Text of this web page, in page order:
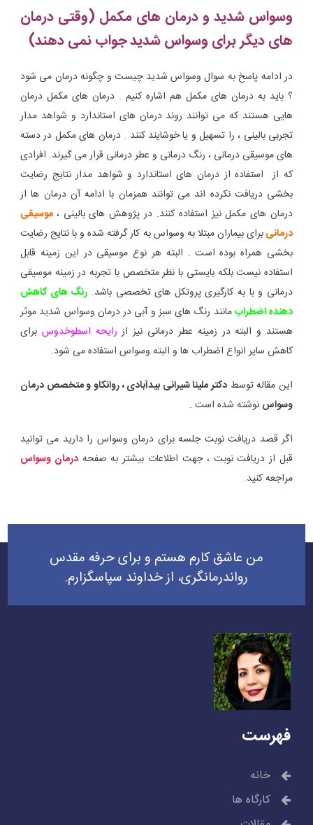
وسواس شدید و درمان های مکمل (وقتی درمان
های دیگر برای وسواس شدید جواب نمی دهند)
در ادامه پاسخ به سوال وسواس شدید چیست و چگونه درمان می شود
؟ باید به درمان های مکمل هم اشاره کنیم . درمان های مکمل درمان
هایی هستند که می توانند روند درمان های استاندارد و شواهد مدار
تجربی بالینی ، را تسهیل و یا خوشایند کنند . درمان های مکمل در دسته
های موسیقی درمانی ، رنگ درمانی و عطر درمانی قرار می گیرند. افرادی
که از استفاده از درمان های استاندارد و شواهد مدار نتایج رضایت
بخشی دریافت نکرده اند می توانند همزمان با ادامه آن درمان ها از
درمان های مکمل نیز استفاده کنند. در پژوهش های بالینی ، موسیقی
درمانیبرای بیماران مبتلا به وسواس به کار گرفته شده و با نتایج رضایت
بخشی همراه بوده است . البته هر نوع موسیقی در این زمینه قابل
استفاده نیست بلکه بایستی با نظر متخصص با تجربه در زمینه موسیقی
درمانی و با به کارگیری پروتکل های تخصصی باشد. رنگ های کاهش
دهنده اضطرابمانند رنگ های سبز و آبی در درمان وسواس شدید موثر
هستند و البته در زمینه عطر درمانی نیز از رایحه اسطوخدوس برای
کاهش سایر انواع اضطراب ها و البته وسواس استفاده می شود.
این مقاله توسط دکتر ملینا شیرانی بیدآبادی ، روانکاو و متخصص درمان
وسواس نوشته شده است .
اگر قصد دریافت نوبت جلسه برای درمان وسواس را دارید می توانید
قبل از دریافت نوبت ، جهت اطلاعات بیشتر به صفحهدرمان وسواس
مراجعه کنید.
راهبری
من عاشق کارم هستم و برای حرفه مقدس
رواندرمانگری، از خداوند سپاسگزارم.
فهرست
خانه
کارگاه ها